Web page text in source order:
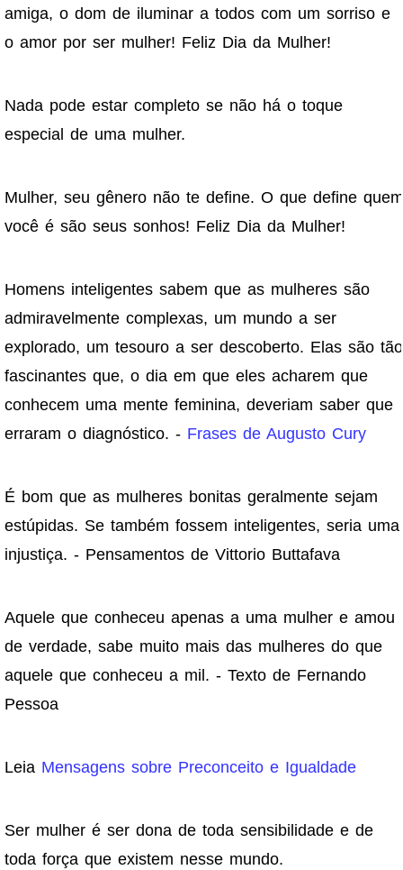
amiga, o dom de iluminar a todos com um sorriso e
o amor por ser mulher! Feliz Dia da Mulher!
Nada pode estar completo se não há o toque
especial de uma mulher.
Mulher, seu gênero não te define. O que define quem
você é são seus sonhos! Feliz Dia da Mulher!
Homens inteligentes sabem que as mulheres são
admiravelmente complexas, um mundo a ser
explorado, um tesouro a ser descoberto. Elas são tão
fascinantes que, o dia em que eles acharem que
conhecem uma mente feminina, deveriam saber que
erraram o diagnóstico. - Frases de Augusto Cury
É bom que as mulheres bonitas geralmente sejam
estúpidas. Se também fossem inteligentes, seria uma
injustiça. - Pensamentos de Vittorio Buttafava
Aquele que conheceu apenas a uma mulher e amou
de verdade, sabe muito mais das mulheres do que
aquele que conheceu a mil. - Texto de Fernando
Pessoa
Leia Mensagens sobre Preconceito e Igualdade
Ser mulher é ser dona de toda sensibilidade e de
toda força que existem nesse mundo.